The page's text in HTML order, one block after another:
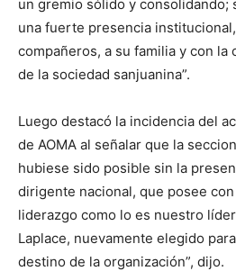
un gremio sólido y consolidando;
una fuerte presencia
compañeros, a su familia y con
de la sociedad sanjuanina”.
Luego destacó la incidencia del
de AOMA al señalar que la
hubiese sido posible sin la
dirigente nacional, que posee
liderazgo como lo es nuestro
Laplace, nuevamente elegido
destino de la organización”, dijo.